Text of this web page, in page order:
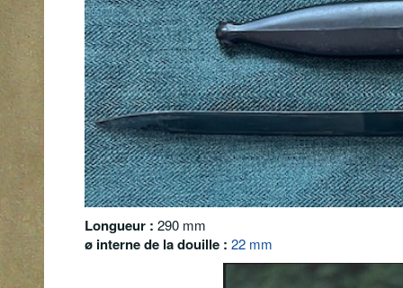
Longueur : 290 mm
ø interne de la douille : 22 mm